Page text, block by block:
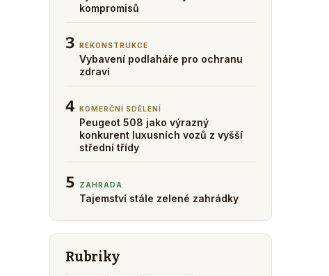
kompromisů
3 REKONSTRUKCE
Vybavení podlaháře pro ochranu
zdraví
4 KOMERČNÍ SDĚLENÍ
Peugeot 508 jako výrazný
konkurent luxusních vozů z vyšší
střední třídy
5 ZAHRADA
Tajemství stále zelené zahrádky
Rubriky